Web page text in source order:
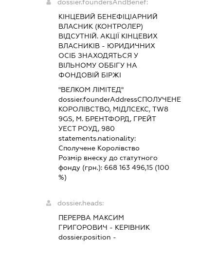
dossier.foundersAndBenef:
КІНЦЕВИЙ БЕНЕФІЦІАРНИЙ
ВЛАСНИК (КОНТРОЛЕР)
ВІДСУТНІЙ. АКЦІЇ КІНЦЕВИХ
ВЛАСНИКІВ - ЮРИДИЧНИХ
ОСІБ ЗНАХОДЯТЬСЯ У
ВІЛЬНОМУ ОББІГУ НА
ФОНДОВІЙ БІРЖІ
"ВЕЛКОМ ЛІМІТЕД"
dossier.founderAddressСПОЛУЧЕНЕ
КОРОЛІВСТВО, МІДЛСЕКС, TW8
9GS, М. БРЕНТФОРД, ГРЕЙТ
УЕСТ РОУД, 980
statements.nationality:
Сполучене Королівство
Розмір внеску до статутного
фонду (грн.): 668 163 496,15(100
%)
dossier.heads:
ПЕРЕРВА МАКСИМ
ГРИГОРОВИЧ - КЕРІВНИК
dossier.position -